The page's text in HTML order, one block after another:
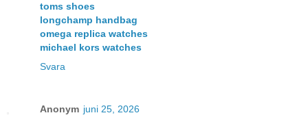
toms shoes
longchamp handbag
omega replica watches
michael kors watches
Svara
Anonym juni 25, 2026